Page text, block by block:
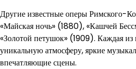
Другие известные оперы Римского-
«Майская ночь» (1880), «Кашчей
«Золотой петушок» (1909). Каждая
уникальную атмосферу, яркие
впечатляющие сцены.